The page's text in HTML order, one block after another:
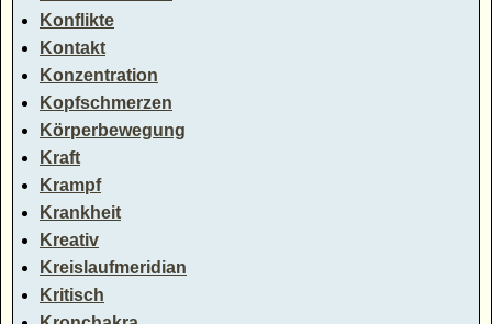
Konflikte
Kontakt
Konzentration
Kopfschmerzen
Körperbewegung
Kraft
Krampf
Krankheit
Kreativ
Kreislaufmeridian
Kritisch